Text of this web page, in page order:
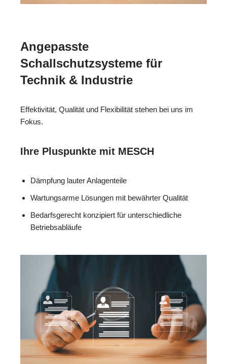
Angepasste
Schallschutzsysteme für
Technik & Industrie
Effektivität, Qualität und Flexibilität stehen bei uns im
Fokus.
Ihre Pluspunkte mit MESCH
Dämpfung lauter Anlagenteile
Wartungsarme Lösungen mit bewährter Qualität
Bedarfsgerecht konzipiert für unterschiedliche
Betriebsabläufe